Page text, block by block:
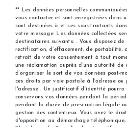
** Les données personnelles
vous contacter et sont enregistrées dans
sont destinées à et ses sous-traitants
votre message. Les données collectées
destinataires suivants: . Vous disposez de
rectification, d’effacement, de portabilité,
retrait de votre consentement à tout
une réclamation auprès d’une autorité de
d’organiser le sort de vos données post-
ces droits par voie postale à l'adresse ou
l'adresse . Un justificatif d'identité pourra
conservons vos données pendant la
pendant la durée de prescription légale
gestion des contentieux. Vous avez le
d'opposition au démarchage